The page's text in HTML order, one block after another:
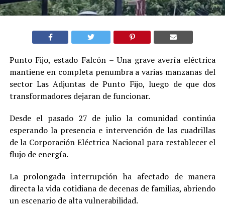
Punto Fijo, estado Falcón – Una grave avería eléctrica
mantiene en completa penumbra a varias manzanas del
sector Las Adjuntas de Punto Fijo, luego de que dos
transformadores dejaran de funcionar.
Desde el pasado 27 de julio la comunidad continúa
esperando la presencia e intervención de las cuadrillas
de la Corporación Eléctrica Nacional para restablecer el
flujo de energía.
La prolongada interrupción ha afectado de manera
directa la vida cotidiana de decenas de familias, abriendo
un escenario de alta vulnerabilidad.